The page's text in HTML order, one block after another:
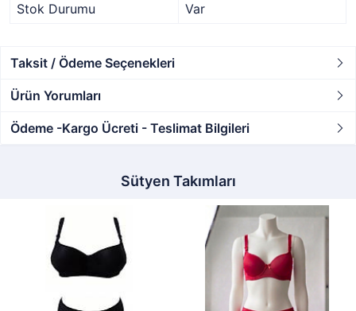
Stok Durumu
Var
Taksit / Ödeme Seçenekleri
Ürün Yorumları
Ödeme -Kargo Ücreti - Teslimat Bilgileri
Sütyen Takımları